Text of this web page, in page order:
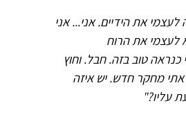
את הידיים. אני... אני
לעצמי את הרוח
טוב בזה. חבל. וחוץ
מחקר חדש. יש איזה
עליו?"